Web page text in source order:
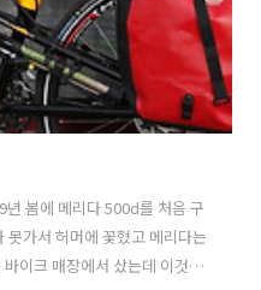
봄에 메리다 500d를 처음 구
가서 허머에 꽃혔고 메리다는
이크 매장에서 샀는데 이것도